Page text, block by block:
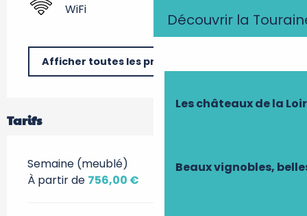
Découvrir la
Les châteaux de la
Beaux vignobles,
WiFi
Afficher toutes les prestations
Tarifs
Semaine (meublé)
À partir de 756,00 €